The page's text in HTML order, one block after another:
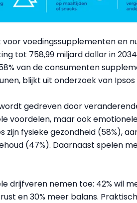
voor voedingssupplementen en
tot 758,99 miljard dollar in
van de consumenten
blijkt uit onderzoek van
gedreven door
voordelen, maar ook
zijn fysieke gezondheid (58%),
(47%). Daarnaast spelen
drijfveren nemen toe: 42% wil
en 30% meer balans.